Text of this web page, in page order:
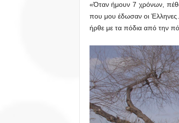
«Όταν ήμουν 7 χρόνων,
που μου έδωσαν οι
ήρθε με τα πόδια από την